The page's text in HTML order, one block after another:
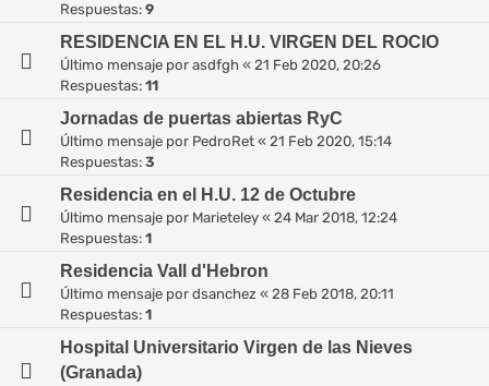
Respuestas: 9
RESIDENCIA EN EL H.U. VIRGEN DEL ROCIO
Último mensaje por asdfgh « 21 Feb 2020, 20:26
Respuestas: 11
Jornadas de puertas abiertas RyC
Último mensaje por PedroRet « 21 Feb 2020, 15:14
Respuestas: 3
Residencia en el H.U. 12 de Octubre
Último mensaje por Marieteley « 24 Mar 2018, 12:24
Respuestas: 1
Residencia Vall d'Hebron
Último mensaje por dsanchez « 28 Feb 2018, 20:11
Respuestas: 1
Hospital Universitario Virgen de las Nieves
(Granada)